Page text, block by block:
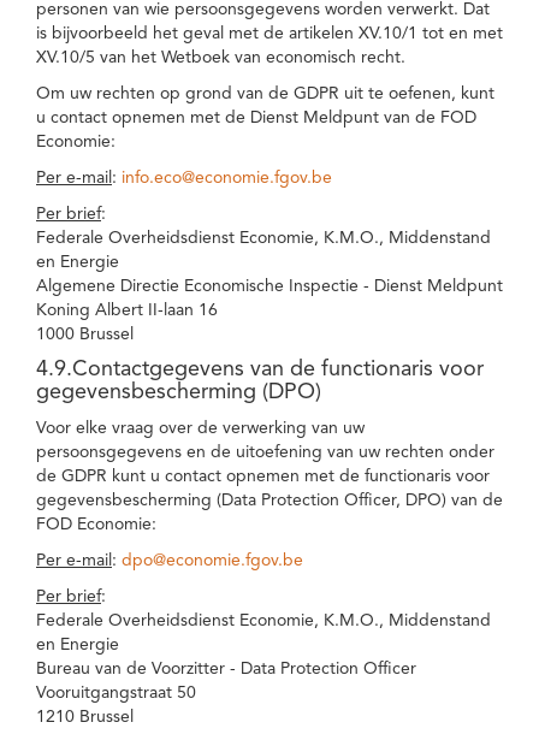
personen van wie persoonsgegevens worden verwerkt. Dat
is bijvoorbeeld het geval met de artikelen XV.10/1 tot en met
XV.10/5 van het Wetboek van economisch recht.
Om uw rechten op grond van de GDPR uit te oefenen, kunt
u contact opnemen met de Dienst Meldpunt van de FOD
Economie:
Per e-mail : info.eco@economie.fgov.be
Per brief:
Federale Overheidsdienst Economie, K.M.O., Middenstand
en Energie
Algemene Directie Economische Inspectie - Dienst Meldpunt
Koning Albert II-laan 16
1000 Brussel
4.9.Contactgegevens van de functionaris voor
gegevensbescherming (DPO)
Voor elke vraag over de verwerking van uw
persoonsgegevens en de uitoefening van uw rechten onder
de GDPR kunt u contact opnemen met de functionaris voor
gegevensbescherming (Data Protection Officer, DPO) van de
FOD Economie:
Per e-mail : dpo@economie.fgov.be
Per brief:
Federale Overheidsdienst Economie, K.M.O., Middenstand
en Energie
Bureau van de Voorzitter - Data Protection Officer
Vooruitgangstraat 50
1210 Brussel